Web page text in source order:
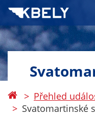
Přehled
Svatomartinské